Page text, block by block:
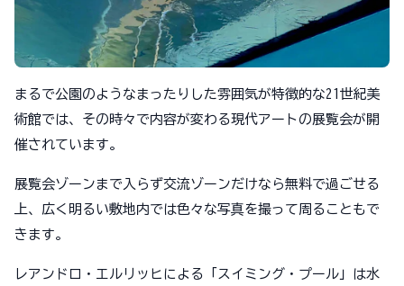
まるで公園のようなまったりした雰囲気が特徴的な21世紀美
術館では、その時々で内容が変わる現代アートの展覧会が開
催されています。
展覧会ゾーンまで入らず交流ゾーンだけなら無料で過ごせる
上、広く明るい敷地内では色々な写真を撮って周ることもで
きます。
レアンドロ・エルリッヒによる「スイミング・プール」は水